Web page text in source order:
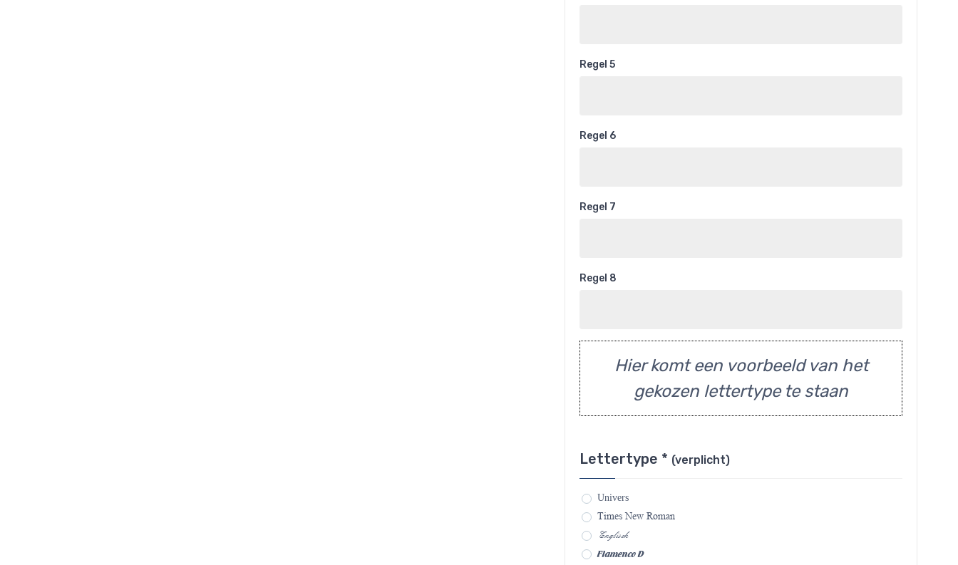
Regel 5
Regel 6
Regel 7
Regel 8
Hier komt een voorbeeld van het
gekozen lettertype te staan
Lettertype * (verplicht)
Univers
Times New Roman
Englisch
Flamenco D